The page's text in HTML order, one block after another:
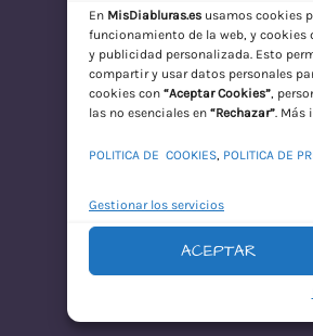
En MisDiabluras.es usamos cookies
funcionamiento de la web, y cookies
y publicidad personalizada. Esto
compartir y usar datos personales
cookies con “Aceptar Cookies”,
las no esenciales en “Rechazar”. Más
POLITICA DE COOKIES, POLITICA DE
Gestionar los servicios
ACEPTAR